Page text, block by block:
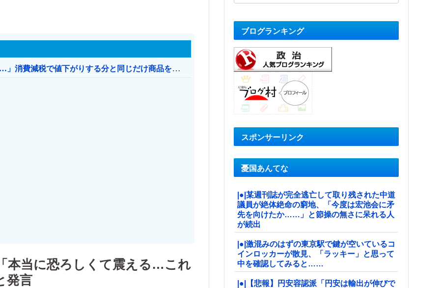
【消費税率1％】 「下げるのが筋なんですけど…」消費減税で値下がりする分と同じだけ商品を値上げして店頭価格を変えない店も
本当に恐ろしくて震える…これ
発言
ブログランキング
スポンサーリンク
憂国あんてな
|●|某週刊誌が完全逃亡して取り残された中道
議員が絶体絶命の窮地、「今度は宏池会に矛
先を向けたか……」と節操の無さに呆れる人
が続出
|●|激混みのはずの東京駅で鍵が空いているコ
インロッカーが散見、「ラッキー」と思って
中を確認してみると……
|●|【悲報】円安容認派「円安は輸出が伸びで